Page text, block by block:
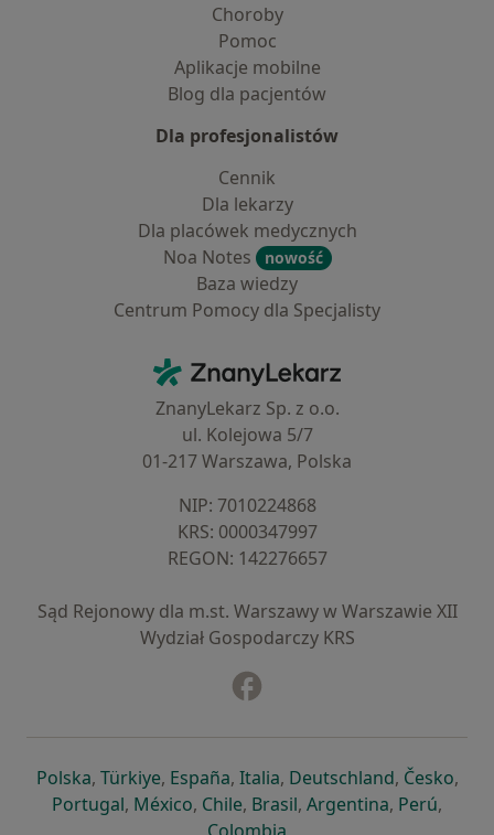
Choroby
Pomoc
Aplikacje mobilne
Blog dla pacjentów
Dla profesjonalistów
Cennik
Dla lekarzy
Dla placówek medycznych
Noa Notes
nowość
Baza wiedzy
Centrum Pomocy dla Specjalisty
ZnanyLekarz - Strona główna
ZnanyLekarz Sp. z o.o.
ul. Kolejowa 5/7
01-217 Warszawa, Polska
NIP: ⁠7010224868
KRS: ⁠0000347997
REGON: ⁠142276657
Sąd Rejonowy dla m.st. Warszawy w Warszawie XII
Wydział Gospodarczy KRS
Polskaotwiera się w nowej karcie
, Türkiyeotwiera się w nowej karcie
, Españaotwiera się w nowej karcie
, Italiaotwiera się w nowej
, Deutschlandotwiera się
, Česko,
Portugalotwiera się w nowej karcie
, Méxicootwiera się w nowej karcie
, Chileotwiera się w nowej karcie
, Brasilotwiera się w nowej
, Argentinaotwiera się
, Perú,